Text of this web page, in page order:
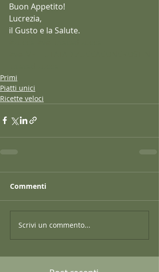
Buon Appetito!
Lucrezia,
il Gusto e la Salute.
Primi
Piatti unici
Ricette veloci
Commenti
Scrivi un commento...